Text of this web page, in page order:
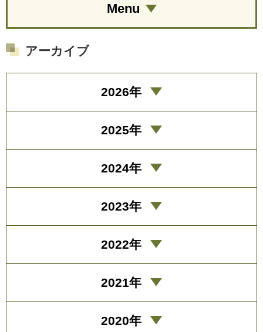
Menu
アーカイブ
2026年
2025年
2024年
2023年
2022年
2021年
2020年